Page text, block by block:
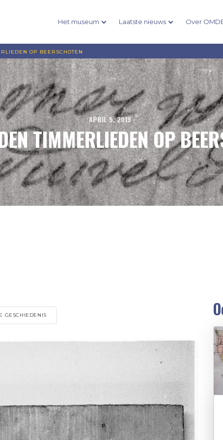
Het museum Laatste nieuws Over
OP BEERSCHOTEN
APRIL 5, 2019
TIMMERLIEDEN OP
GESCHIEDENIS